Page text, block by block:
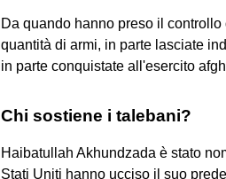
Da quando hanno preso il
quantità di armi, in parte lasciate
in parte conquistate all'esercito
Chi sostiene i talebani?
Haibatullah Akhundzada è stato
Stati Uniti hanno ucciso il suo